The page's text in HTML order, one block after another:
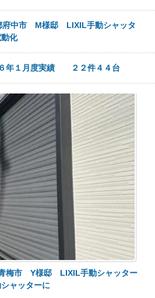
府中市 M様邸 LIXIL手動シャッタ
化
年１月度実績 ２２件４４台
梅市 Y様邸 LIXIL手動シャッター
ャッターに